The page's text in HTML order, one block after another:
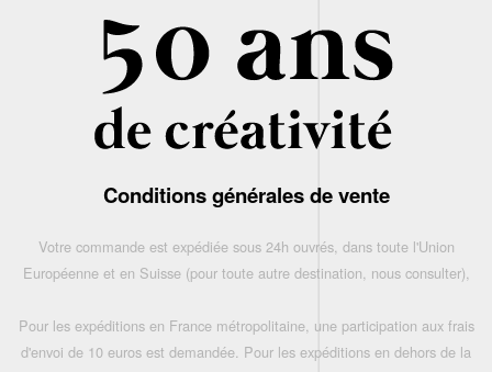
Conditions générales de vente
Votre commande est expédiée sous 24h ouvrés, dans toute l'Union
Européenne et en Suisse (pour toute autre destination, nous consulter),
Pour les expéditions en France métropolitaine, une participation aux frais
d'envoi de 10 euros est demandée. Pour les expéditions en dehors de la